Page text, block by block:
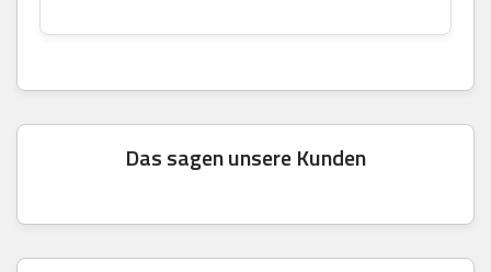
Das sagen unsere Kunden